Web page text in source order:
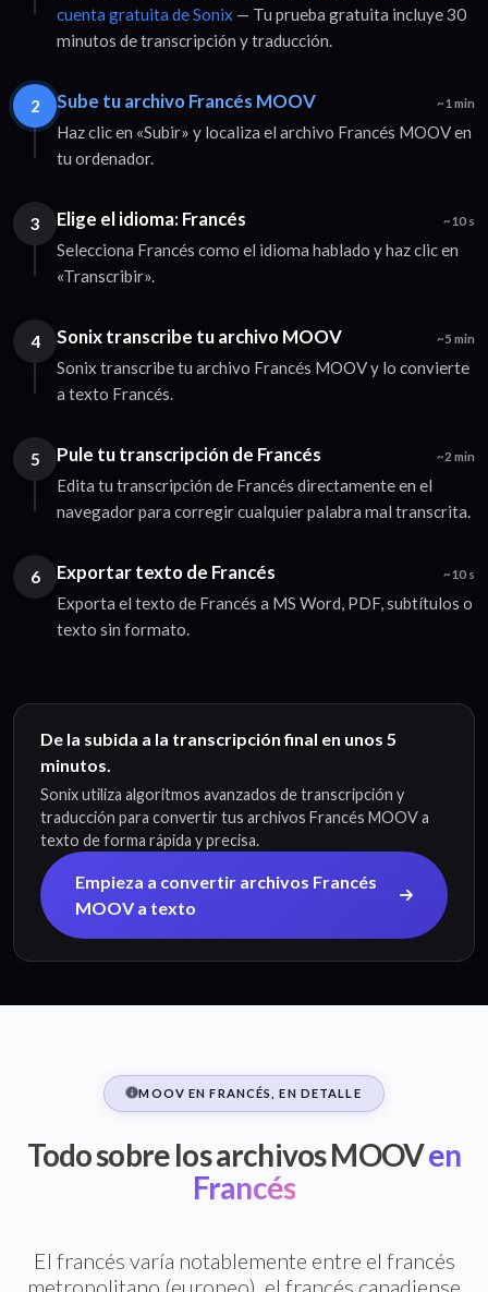
cuenta gratuita de Sonix — Tu prueba gratuita incluye 30
minutos de transcripción y traducción.
2 Sube tu archivo Francés MOOV ~1 min
Haz clic en «Subir» y localiza el archivo Francés MOOV en
tu ordenador.
3 Elige el idioma: Francés ~10 s
Selecciona Francés como el idioma hablado y haz clic en
«Transcribir».
4 Sonix transcribe tu archivo MOOV ~5 min
Sonix transcribe tu archivo Francés MOOV y lo convierte
a texto Francés.
5 Pule tu transcripción de Francés ~2 min
Edita tu transcripción de Francés directamente en el
navegador para corregir cualquier palabra mal transcrita.
6 Exportar texto de Francés ~10 s
Exporta el texto de Francés a MS Word, PDF, subtítulos o
texto sin formato.
De la subida a la transcripción final en unos 5
minutos.
Sonix utiliza algoritmos avanzados de transcripción y
traducción para convertir tus archivos Francés MOOV a
texto de forma rápida y precisa.
Empieza a convertir archivos Francés
MOOV a texto
MOOV EN FRANCÉS, EN DETALLE
Todo sobre los archivos MOOVen
Francés
El francés varía notablemente entre el francés
metropolitano (europeo), el francés canadiense